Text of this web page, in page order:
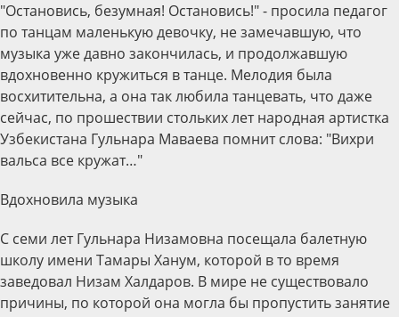
"Остановись, безумная! Остановись!" - просила педагог
по танцам маленькую девочку, не замечавшую, что
музыка уже давно закончилась, и продолжавшую
вдохновенно кружиться в танце. Мелодия была
восхитительна, а она так любила танцевать, что даже
сейчас, по прошествии стольких лет народная артистка
Узбекистана Гульнара Маваева помнит слова: "Вихри
вальса все кружат…"
Вдохновила музыка
С семи лет Гульнара Низамовна посещала балетную
школу имени Тамары Ханум, которой в то время
заведовал Низам Халдаров. В мире не существовало
причины, по которой она могла бы пропустить занятие